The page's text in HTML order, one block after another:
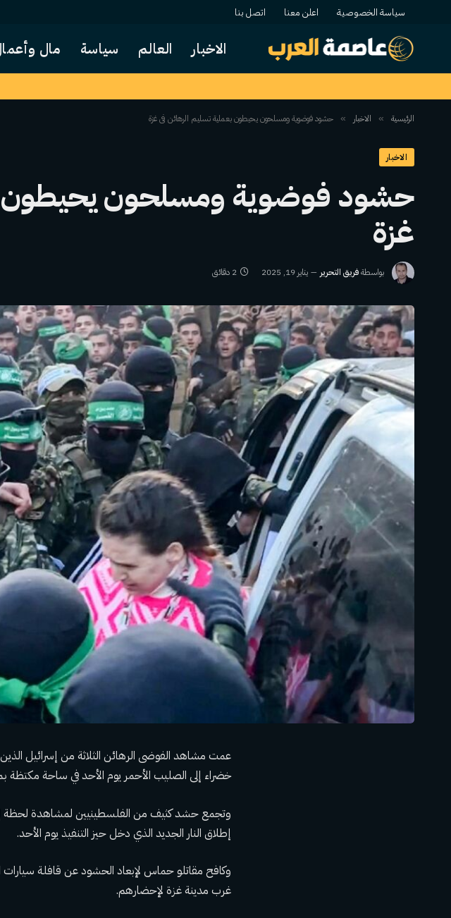
سياسة الخصوصية اعلن معنا اتصل بنا
الاخبار العالم سياسة مال
الرئيسية » الاخبار » حشود فوضوية ومسلحون يحيطون بعملية تسليم الرهائن في غزة
الاخبار
حشود فوضوية ومسلحون يحيطون
غزة
بواسطةفريق التحرير يناير 19, 2025 2 دقائق
عمت مشاهد الفوضى الرهائن الثلاثة من إسرائيل
خضراء إلى الصليب الأحمر يوم الأحد في ساحة مكتظة
إطلاق النار الجديد الذي دخل حيز التنفيذ يوم الأحد.
وكافح مقاتلو حماس لإبعاد الحشود عن قافلة سيارات
غرب مدينة غزة لإحضارهم.